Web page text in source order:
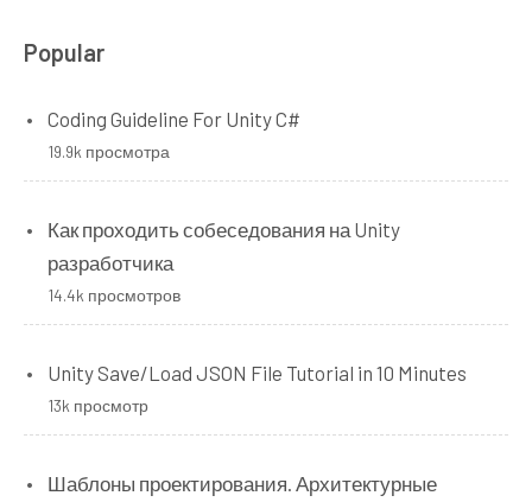
Popular
Coding Guideline For Unity C#
19.9k просмотра
Как проходить собеседования на Unity
разработчика
14.4k просмотров
Unity Save/Load JSON File Tutorial in 10 Minutes
13k просмотр
Шаблоны проектирования. Архитектурные